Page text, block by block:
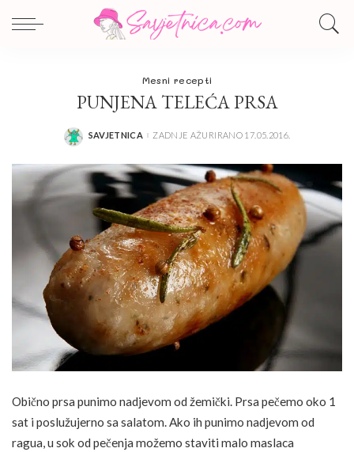
Mesni recepti
PUNJENA TELEĆA PRSA
POSTED
SAVJETNICA ZADNJE AŽURIRANO 17.05.2016.
Obično prsa punimo nadjevom od žemički. Prsa pečemo oko 1
sat i poslužujerno sa salatom. Ako ih punimo nadjevom od
ragua, u sok od pečenja možemo staviti malo maslaca